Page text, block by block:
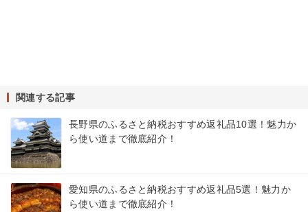
関連する記事
長野県のふるさと納税おすすめ返礼品10選！魅力か
ら使い道まで徹底紹介！
愛知県のふるさと納税おすすめ返礼品5選！魅力か
ら使い道まで徹底紹介！